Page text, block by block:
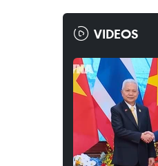
VIDEOS